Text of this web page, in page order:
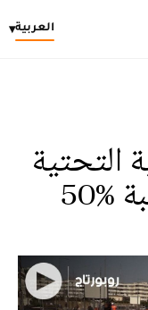
العربية▾
التحتية